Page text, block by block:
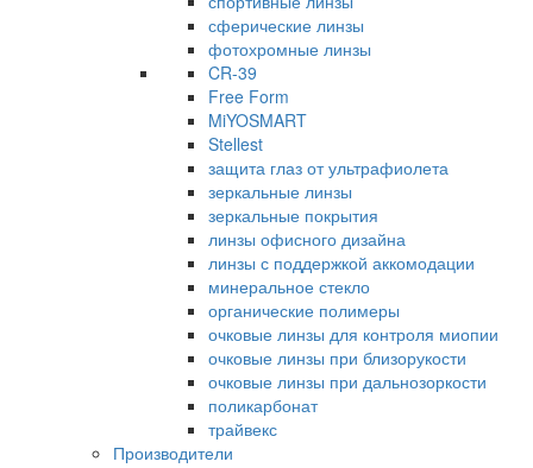
сферические линзы
фотохромные линзы
CR-39
Free Form
MiYOSMART
Stellest
защита глаз от ультрафиолета
зеркальные линзы
зеркальные покрытия
линзы офисного дизайна
линзы с поддержкой аккомодации
минеральное стекло
органические полимеры
очковые линзы для контроля миопии
очковые линзы при близорукости
очковые линзы при дальнозоркости
поликарбонат
трайвекс
Производители